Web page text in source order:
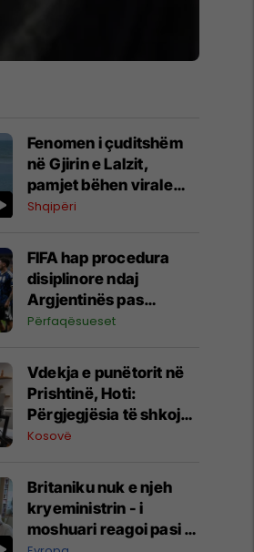
Fenomen i çuditshëm
në Gjirin e Lalzit,
pamjet bëhen virale
(Video)
Shqipëri
FIFA hap procedura
disiplinore ndaj
Argjentinës pas
incidentit në Kupën e
Përfaqësueset
Vdekja e punëtorit në
Prishtinë, Hoti:
Përgjegjësia të shkojë
deri në fund, do të
dronë
Kosovë
Britaniku nuk e njeh
kryeministrin - i
moshuari reagoi pasi iu